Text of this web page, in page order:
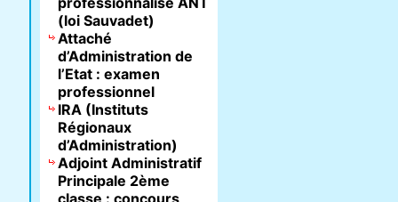
(loi Sauvadet)
Attaché
d’Administration de
l’Etat : examen
professionnel
IRA (Instituts
Régionaux
d’Administration)
Adjoint Administratif
Principale 2ème
classe : concours